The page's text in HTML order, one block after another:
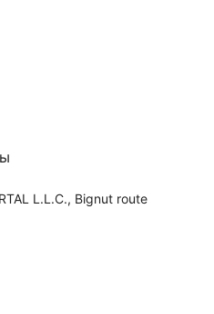
L.L.C., Bignut route